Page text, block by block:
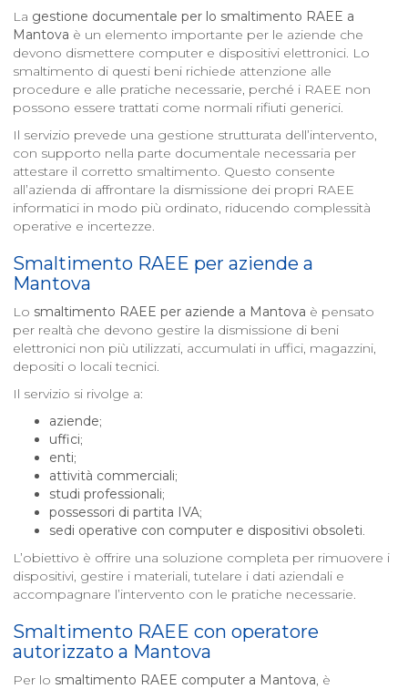
La gestione documentale per lo smaltimento RAEE a
Mantova è un elemento importante per le aziende che
devono dismettere computer e dispositivi elettronici. Lo
smaltimento di questi beni richiede attenzione alle
procedure e alle pratiche necessarie, perché i RAEE non
possono essere trattati come normali rifiuti generici.
Il servizio prevede una gestione strutturata dell’intervento,
con supporto nella parte documentale necessaria per
attestare il corretto smaltimento. Questo consente
all’azienda di affrontare la dismissione dei propri RAEE
informatici in modo più ordinato, riducendo complessità
operative e incertezze.
Smaltimento RAEE per aziende a
Mantova
Lo smaltimento RAEE per aziende a Mantova è pensato
per realtà che devono gestire la dismissione di beni
elettronici non più utilizzati, accumulati in uffici, magazzini,
depositi o locali tecnici.
Il servizio si rivolge a:
aziende;
uffici;
enti;
attività commerciali;
studi professionali;
possessori di partita IVA;
sedi operative con computer e dispositivi obsoleti.
L’obiettivo è offrire una soluzione completa per rimuovere i
dispositivi, gestire i materiali, tutelare i dati aziendali e
accompagnare l’intervento con le pratiche necessarie.
Smaltimento RAEE con operatore
autorizzato a Mantova
Per lo smaltimento RAEE computer a Mantova, è